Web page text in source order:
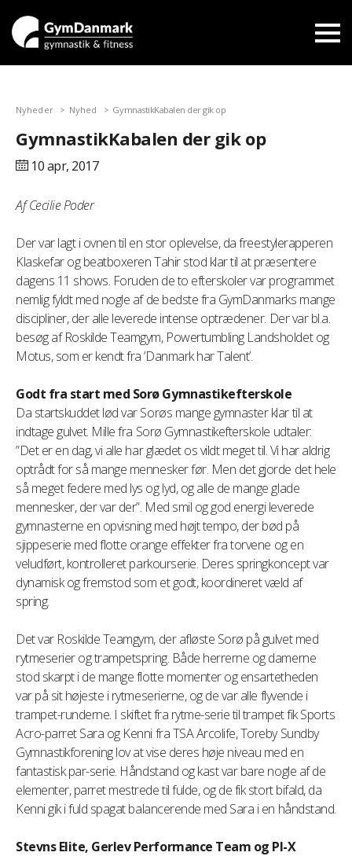
Nyheder Nyhed GymnastikKabalen der gik op
GymnastikKabalen der gik op
10 apr, 2017
Af Cecilie Poder
Der var lagt i ovnen til en stor oplevelse, da freestylerapperen
Klaskefar og beatboxeren Tahir stod klar til at præsentere
dagens 11 shows. Foruden de to efterskoler var programmet
nemlig fyldt med nogle af de bedste fra GymDanmarks mange
discipliner, der alle leverede intense optrædener. Der var bl.a.
besøg af Roskilde Teamgym, Powertumbling Landsholdet og
Motus, som er kendt fra ’Danmark har Talent’.
Godt fra start med Sorø Gymnastikefterskole
Da startskuddet lød var Sorøs mange gymnaster klar til at
indtage gulvet. Mille fra Sorø Gymnastikefterskole udtaler:
”Det er en dag, vi alle har glædet os vildt meget til. Vi har aldrig
optrådt for så mange mennesker før. Men det gjorde det hele
så meget federe med lys og lyd, og alle de mange glade
mennesker, der var der”. Med smil og god energi leverede
gymnasterne en opvisning med højt tempo, der bød på
sjippeserie med flotte orange effekter fra torvene og en
veludført, kontrolleret parkourserie. Deres springkoncept var
dynamisk og fremstod som et godt, koordineret væld af
spring.
Det var Roskilde Teamgym, der afløste Sorø på gulvet med
rytmeserier og trampetspring. Både herrerne og damerne
stod skarpt i de mange flotte momenter og ensartetheden
var på sit højeste i rytmeserierne, og de var alle flyvende i
trampet-runderne. I skiftet fra rytme-serie til trampet fik Sports
Acro-parret Sara og Kenni fra TSA Arcolife, Toreby Sundby
Gymnastikforening lov at vise deres høje niveau med en
fantastisk par-serie. Håndstand og kast var bare nogle af de
elementer, parret mestrede til fulde, og de fik stort bifald, da
Kenni gik i fuld spagat balancerende med Sara i en håndstand.
Stevns Elite, Gerlev Performance Team og PI-X